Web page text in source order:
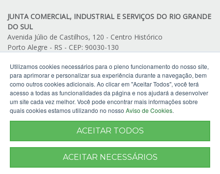
JUNTA COMERCIAL, INDUSTRIAL E SERVIÇOS DO RIO GRANDE
DO SUL
Avenida Júlio de Castilhos, 120 - Centro Histórico
Porto Alegre - RS - CEP: 90030-130
Telefone:(51) 3216.7502
Termos de Uso
Utilizamos cookies necessários para o pleno funcionamento do nosso site,
para aprimorar e personalizar sua experiência durante a navegação, bem
como outros cookies adicionais. Ao clicar em "Aceitar Todos", você terá
acesso a todas as funcionalidades da página e nos ajudará a desenvolver
um site cada vez melhor. Você pode encontrar mais informações sobre
quais cookies estamos utilizando no nosso Aviso de Cookies.
ACEITAR TODOS
ACEITAR NECESSÁRIOS